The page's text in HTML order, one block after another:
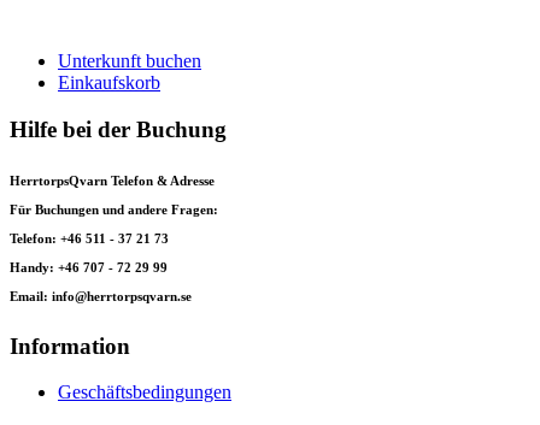
Unterkunft buchen
Einkaufskorb
Hilfe bei der Buchung
HerrtorpsQvarn Telefon & Adresse
Für Buchungen und andere Fragen:
Telefon: +46 511 - 37 21 73
Handy: +46 707 - 72 29 99
Email: info@herrtorpsqvarn.se
Information
Geschäftsbedingungen